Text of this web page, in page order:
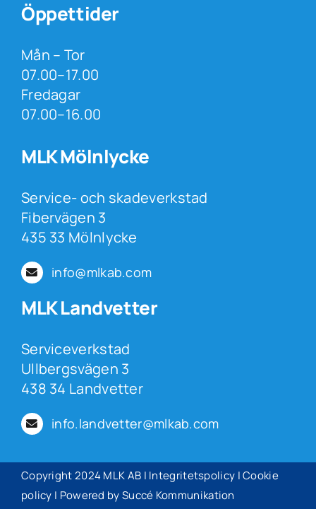
Öppettider
Mån – Tor
07.00–17.00
Fredagar
07.00–16.00
MLK Mölnlycke
Service- och skadeverkstad
Fibervägen 3
435 33 Mölnlycke
info@mlkab.com
MLK Landvetter
Serviceverkstad
Ullbergsvägen 3
438 34 Landvetter
info.landvetter@mlkab.com
Copyright 2024 MLK AB | Integritetspolicy |Cookie
policy | Powered bySuccé Kommunikation